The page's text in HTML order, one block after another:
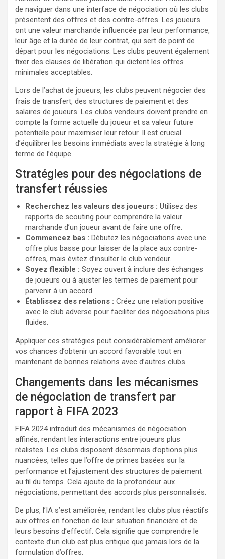
de naviguer dans une interface de négociation où les clubs
présentent des offres et des contre-offres. Les joueurs
ont une valeur marchande influencée par leur performance,
leur âge et la durée de leur contrat, qui sert de point de
départ pour les négociations. Les clubs peuvent également
fixer des clauses de libération qui dictent les offres
minimales acceptables.
Lors de l’achat de joueurs, les clubs peuvent négocier des
frais de transfert, des structures de paiement et des
salaires de joueurs. Les clubs vendeurs doivent prendre en
compte la forme actuelle du joueur et sa valeur future
potentielle pour maximiser leur retour. Il est crucial
d’équilibrer les besoins immédiats avec la stratégie à long
terme de l’équipe.
Stratégies pour des négociations de
transfert réussies
Recherchez les valeurs des joueurs : Utilisez des
rapports de scouting pour comprendre la valeur
marchande d’un joueur avant de faire une offre.
Commencez bas : Débutez les négociations avec une
offre plus basse pour laisser de la place aux contre-
offres, mais évitez d’insulter le club vendeur.
Soyez flexible : Soyez ouvert à inclure des échanges
de joueurs ou à ajuster les termes de paiement pour
parvenir à un accord.
Établissez des relations : Créez une relation positive
avec le club adverse pour faciliter des négociations plus
fluides.
Appliquer ces stratégies peut considérablement améliorer
vos chances d’obtenir un accord favorable tout en
maintenant de bonnes relations avec d’autres clubs.
Changements dans les mécanismes
de négociation de transfert par
rapport à FIFA 2023
FIFA 2024 introduit des mécanismes de négociation
affinés, rendant les interactions entre joueurs plus
réalistes. Les clubs disposent désormais d’options plus
nuancées, telles que l’offre de primes basées sur la
performance et l’ajustement des structures de paiement
au fil du temps. Cela ajoute de la profondeur aux
négociations, permettant des accords plus personnalisés.
De plus, l’IA s’est améliorée, rendant les clubs plus réactifs
aux offres en fonction de leur situation financière et de
leurs besoins d’effectif. Cela signifie que comprendre le
contexte d’un club est plus critique que jamais lors de la
formulation d’offres.